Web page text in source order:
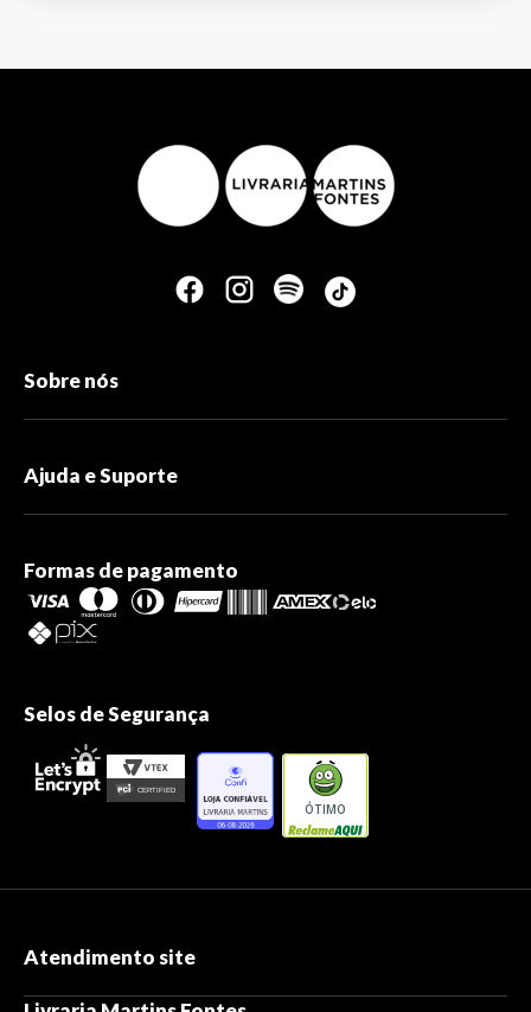
Sobre nós
Ajuda e Suporte
Formas de pagamento
Selos de Segurança
ÓTIMO
Atendimento site